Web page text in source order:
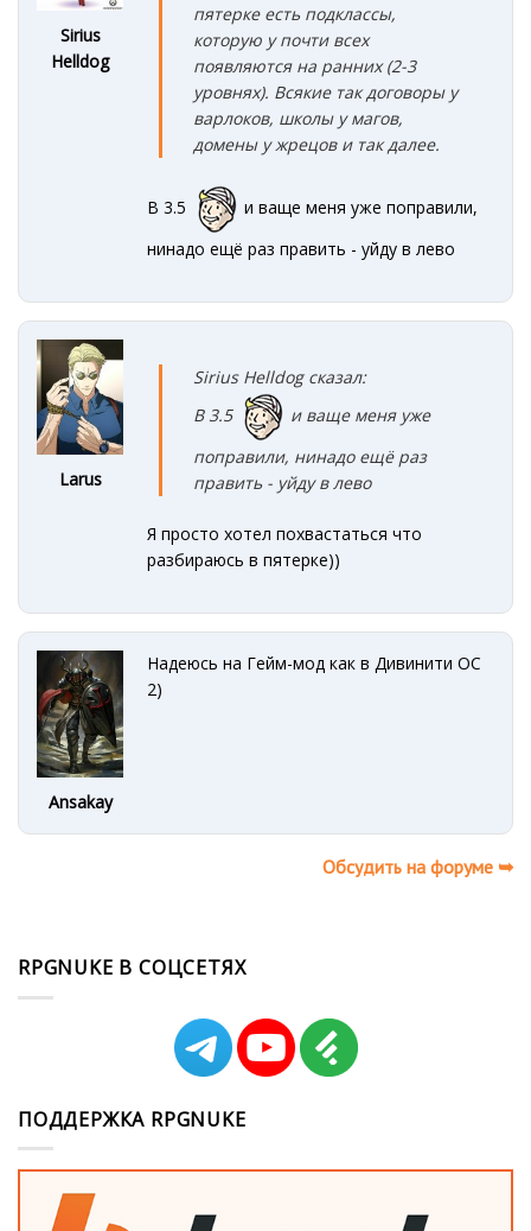
Sirius
Helldog
пятерке есть подклассы,
которую у почти всех
появляются на ранних (2-3
уровнях). Всякие так договоры у
варлоков, школы у магов,
домены у жрецов и так далее.
В 3.5
и ваще меня уже поправили,
нинадо ещё раз править - уйду в лево
Larus
Sirius Helldog сказал:
В 3.5
и ваще меня уже
поправили, нинадо ещё раз
править - уйду в лево
Я просто хотел похвастаться что
разбираюсь в пятерке))
Ansakay
Надеюсь на Гейм-мод как в Дивинити ОС
2)
Обсудить на форуме ➥
RPGNUKE В СОЦСЕТЯХ
ПОДДЕРЖКА RPGNUKE